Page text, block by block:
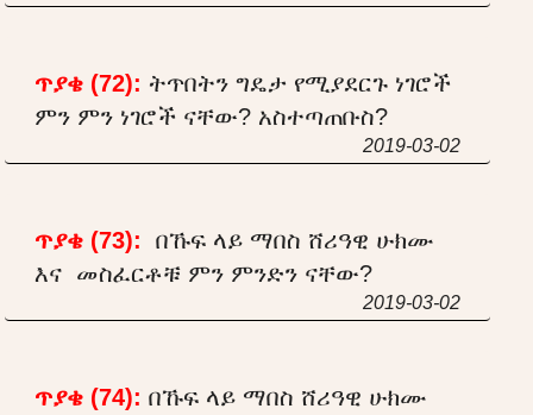
ጥያቄ (72): ትጥበትን ግዴታ የሚያደርጉ ነገሮች
ምን ምን ነገሮች ናቸው? አስተጣጠቡስ?
2019-03-02
ጥያቄ (73):
በኹፍ ላይ ማበስ ሸሪዓዊ ሁክሙ
እና መስፈርቶቹ ምን ምንድን ናቸው?
2019-03-02
ጥያቄ (74): በኹፍ ላይ ማበስ ሸሪዓዊ ሁክሙ